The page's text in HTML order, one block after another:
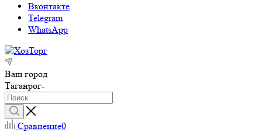
Вконтакте
Telegram
WhatsApp
Ваш город
Таганрог
Сравнение0